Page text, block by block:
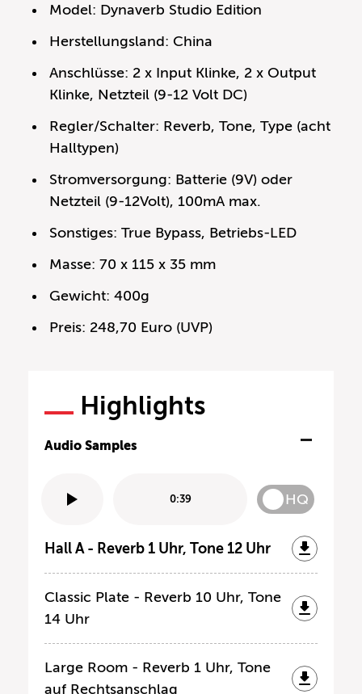
Model: Dynaverb Studio Edition
Herstellungsland: China
Anschlüsse: 2 x Input Klinke, 2 x Output
Klinke, Netzteil (9-12 Volt DC)
Regler/Schalter: Reverb, Tone, Type (acht
Halltypen)
Stromversorgung: Batterie (9V) oder
Netzteil (9-12Volt), 100mA max.
Sonstiges: True Bypass, Betriebs-LED
Masse: 70 x 115 x 35 mm
Gewicht: 400g
Preis: 248,70 Euro (UVP)
Highlights
Audio Samples
0:39 HQ
Hall A - Reverb 1 Uhr, Tone 12 Uhr
Classic Plate - Reverb 10 Uhr, Tone
14 Uhr
Large Room - Reverb 1 Uhr, Tone
auf Rechtsanschlag